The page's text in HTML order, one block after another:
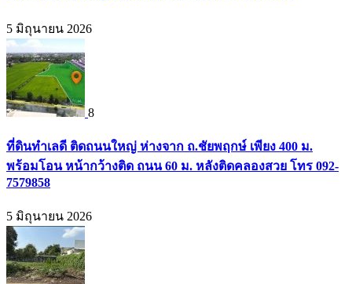
5 มิถุนายน 2026
8
ที่ดินทำเลดี ติดถนนใหญ่ ห่างจาก ถ.ชัยพฤกษ์ เพียง 400 ม.
พร้อมโอน หน้ากว้างติด ถนน 60 ม. หลังติดคลองสวย โทร 092-
7579858
5 มิถุนายน 2026